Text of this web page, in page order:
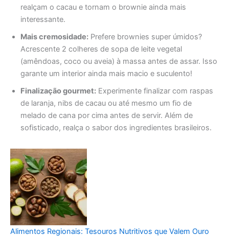
realçam o cacau e tornam o brownie ainda mais
interessante.
Mais cremosidade: Prefere brownies super úmidos?
Acrescente 2 colheres de sopa de leite vegetal
(amêndoas, coco ou aveia) à massa antes de assar. Isso
garante um interior ainda mais macio e suculento!
Finalização gourmet: Experimente finalizar com raspas
de laranja, nibs de cacau ou até mesmo um fio de
melado de cana por cima antes de servir. Além de
sofisticado, realça o sabor dos ingredientes brasileiros.
Alimentos Regionais: Tesouros Nutritivos que Valem Ouro